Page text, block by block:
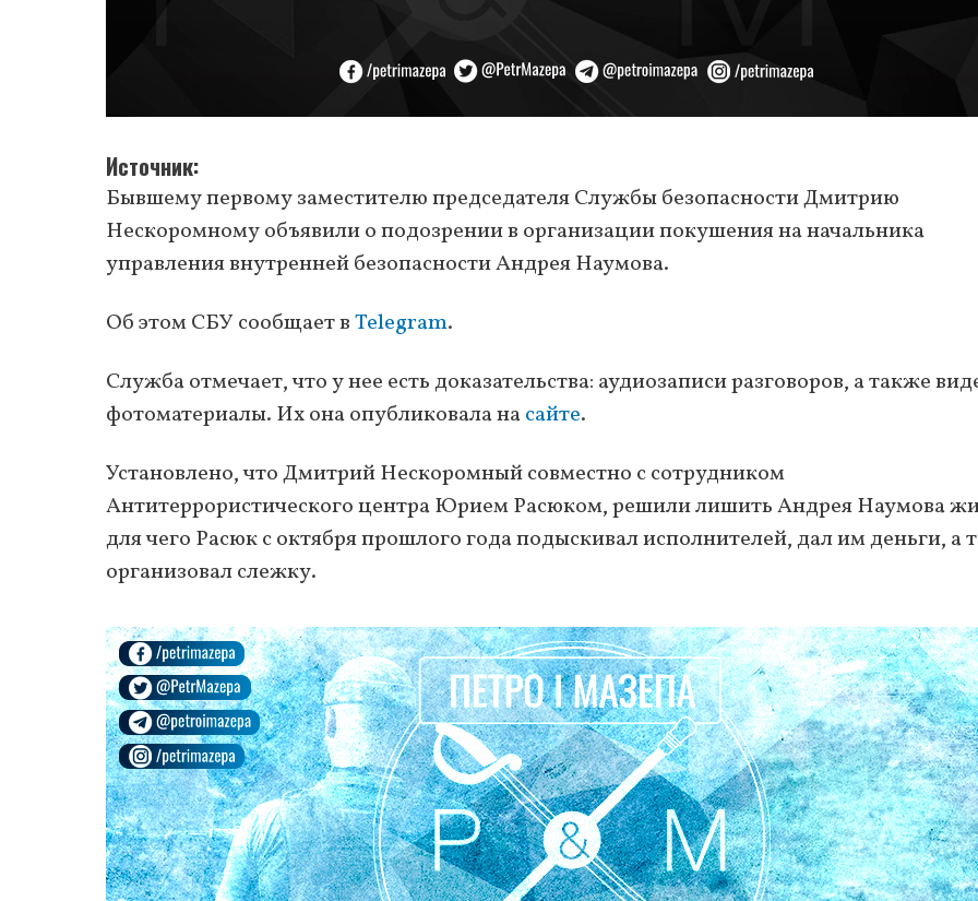
Источник
Бывшему первому заместителю председателя Службы безопасности Дмитрию
Нескоромному объявили о подозрении в организации покушения на начальника
управления внутренней безопасности Андрея Наумова.
Об этом СБУ сообщает вTelegram.
Служба отмечает, что у нее есть доказательства: аудиозаписи разговоров, а также
фотоматериалы. Их она опубликовала насайте.
Установлено, что Дмитрий Нескоромный совместно с сотрудником
Антитеррористического центра Юрием Расюком, решили лишить Андрея Наумова
для чего Расюк с октября прошлого года подыскивал исполнителей, дал им деньги, а
организовал слежку.